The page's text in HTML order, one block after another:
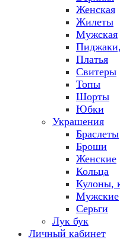
Женская
Жилеты
Мужская
Платья
Свитеры
Топы
Шорты
Юбки
Украшения
Браслеты
Броши
Женские
Кольца
Кулоны,
Мужские
Серьги
Лук бук
Личный кабинет